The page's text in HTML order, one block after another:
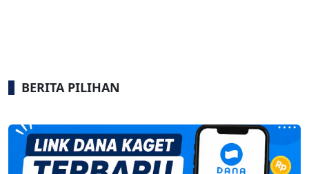
BERITA PILIHAN